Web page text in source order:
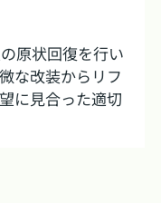
原状回復を行い
な改装からリフ
に見合った適切